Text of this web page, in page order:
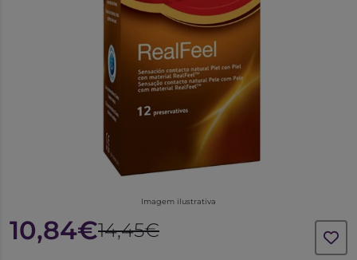
Imagem ilustrativa
10,84€14,45€